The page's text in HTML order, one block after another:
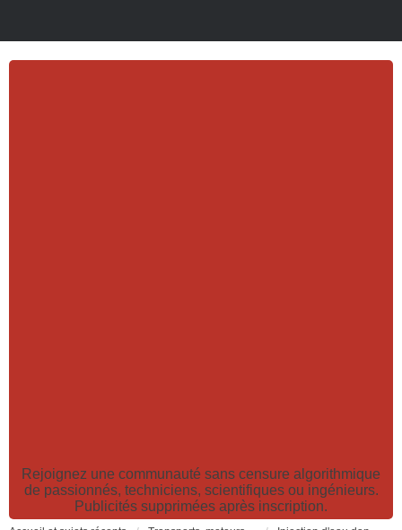
Rejoignez une communauté sans censure algorithmique
de passionnés, techniciens, scientifiques ou ingénieurs.
Publicités supprimées après inscription.